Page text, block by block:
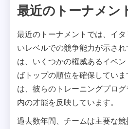
最近のトーナメン
最近のトーナメントでは、イ
いレベルでの競争能力が示さ
は、いくつかの権威あるイベ
ばトップの順位を確保してい
は、彼らのトレーニングプロ
内の才能を反映しています。
過去数年間、チームは主要な